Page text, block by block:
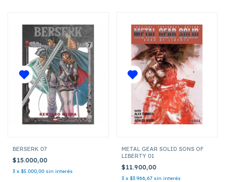
BERSERK 07
$15.000,00
3 x $5.000,00 sin interés
METAL GEAR SOLID SONS OF
LIBERTY 01
$11.900,00
3 x $3.966,67 sin interés